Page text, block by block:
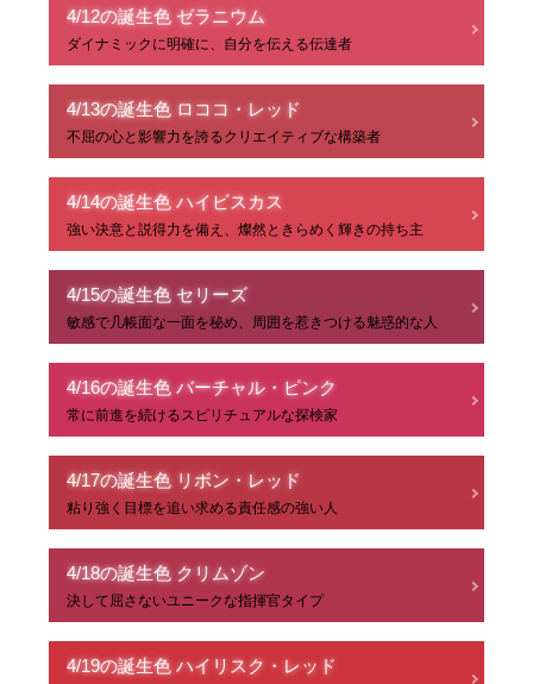
4/12の誕生色 ゼラニウム
ダイナミックに明確に、自分を伝える伝達者
4/13の誕生色 ロココ・レッド
不屈の心と影響力を誇るクリエイティブな構築者
4/14の誕生色 ハイビスカス
強い決意と説得力を備え、燦然ときらめく輝きの持ち主
4/15の誕生色 セリーズ
敏感で几帳面な一面を秘め、周囲を惹きつける魅惑的な人
4/16の誕生色 バーチャル・ピンク
常に前進を続けるスピリチュアルな探検家
4/17の誕生色 リボン・レッド
粘り強く目標を追い求める責任感の強い人
4/18の誕生色 クリムゾン
決して屈さないユニークな指揮官タイプ
4/19の誕生色 ハイリスク・レッド